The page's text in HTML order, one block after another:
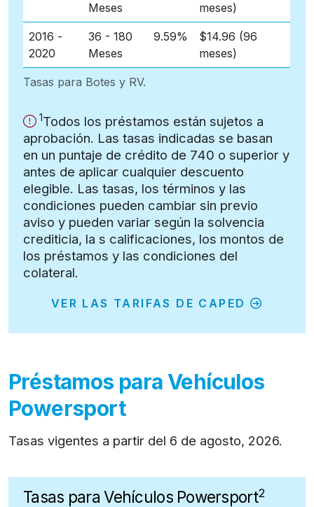
Tasas para Botes y RV.
Meses
meses)
2016 -
2020
36 - 180
Meses
9.59%
$14.96 (96
meses)
Importante
Importante:
1Todos los préstamos están sujetos a
aprobación. Las tasas indicadas se basan
en un puntaje de crédito de 740 o superior y
antes de aplicar cualquier descuento
elegible. Las tasas, los términos y las
condiciones pueden cambiar sin previo
aviso y pueden variar según la solvencia
crediticia, la s calificaciones, los montos de
los préstamos y las condiciones del
colateral.
VER LAS TARIFAS DE CAPED
Préstamos para Vehículos
Powersport
Tasas vigentes a partir del 6 de agosto, 2026.
Tasas para Vehículos Powersport2